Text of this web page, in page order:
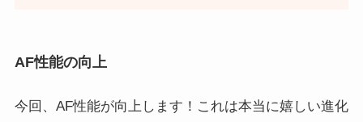
AF性能の向上
今回、AF性能が向上します！これは本当に嬉しい進化